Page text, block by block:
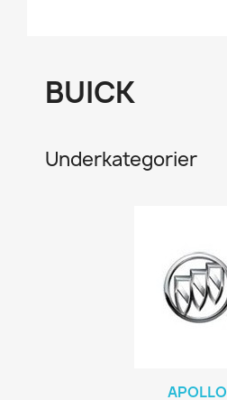
BUICK
Underkategorier
APOLLO